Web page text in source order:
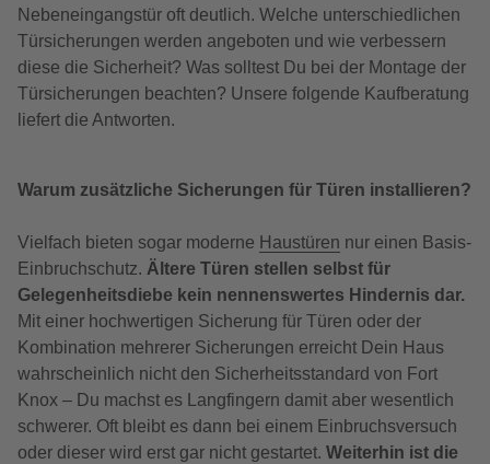
Nebeneingangstür oft deutlich. Welche unterschiedlichen
Türsicherungen werden angeboten und wie verbessern
diese die Sicherheit? Was solltest Du bei der Montage der
Türsicherungen beachten? Unsere folgende Kaufberatung
liefert die Antworten.
Warum zusätzliche Sicherungen für Türen installieren?
Vielfach bieten sogar moderne Haustüren nur einen Basis-
Einbruchschutz. Ältere Türen stellen selbst für
Gelegenheitsdiebe kein nennenswertes Hindernis dar.
Mit einer hochwertigen Sicherung für Türen oder der
Kombination mehrerer Sicherungen erreicht Dein Haus
wahrscheinlich nicht den Sicherheitsstandard von Fort
Knox – Du machst es Langfingern damit aber wesentlich
schwerer. Oft bleibt es dann bei einem Einbruchsversuch
oder dieser wird erst gar nicht gestartet. Weiterhin ist die